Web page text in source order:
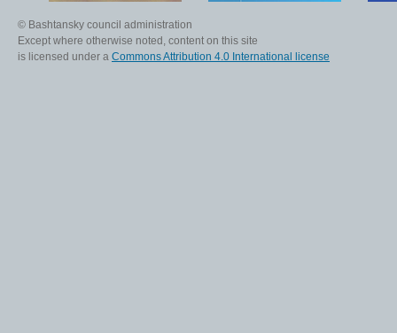
© Bashtansky council administration
Except where otherwise noted, content on this site
is licensed under a Commons Attribution 4.0 International license